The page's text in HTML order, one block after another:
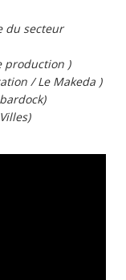
du secteur
production )
/ Le Makeda )